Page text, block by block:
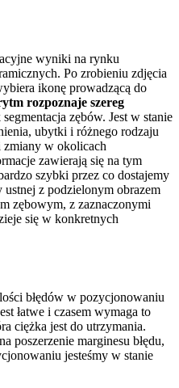
wyniki na rynku
Po zrobieniu zdjęcia
ikonę prowadzącą do
rozpoznaje szereg
zębów. Jest w stanie
ubytki i różnego rodzaju
zmiany w okolicach
zawierają się na tym
szybki przez co dostajemy
ustnej z podzielonym obrazem
zębowym, z zaznaczonymi
się w konkretnych
błędów w pozycjonowaniu
łatwe i czasem wymaga to
ciężka jest do utrzymania.
poszerzenie marginesu błędu,
jesteśmy w stanie